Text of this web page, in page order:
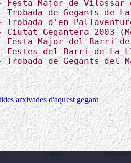
Festa Major de Vilassar
Trobada de Gegants de
Trobada d'en
Ciutat Gegantera 2003
Festa Major del Barri
Festes del Barri de La
Trobada de Gegants
arxivades d'aquest gegant